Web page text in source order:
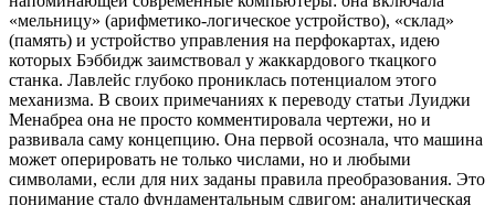
«мельницу» (арифметико-логическое устройство), «склад»
(память) и устройство управления на перфокартах, идею
которых Бэббидж заимствовал у жаккардового ткацкого
станка. Лавлейс глубоко прониклась потенциалом этого
механизма. В своих примечаниях к переводу статьи Луиджи
Менабреа она не просто комментировала чертежи, но и
развивала саму концепцию. Она первой осознала, что машина
может оперировать не только числами, но и любыми
символами, если для них заданы правила преобразования. Это
понимание стало фундаментальным сдвигом: аналитическая